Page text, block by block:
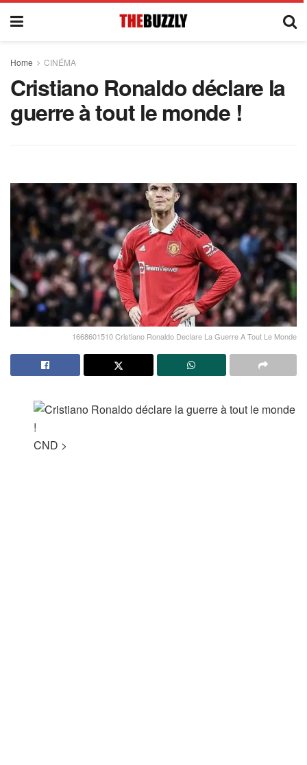
Home CINÉMA
Cristiano Ronaldo déclare la
guerre à tout le monde !
1668601510 Cristiano Ronaldo Declare La Guerre A Tout Le Monde
CND >